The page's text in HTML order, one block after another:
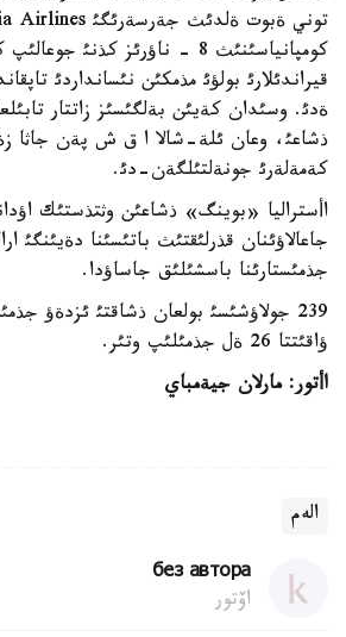
كومپانياسئنئث 8 - ناؤرئز كذنئ
قيراندئلارئ بولؤئ مذمكئن نئسانداردئ
ةدئ. وسئدان كةيئن بةلگئسئز زاتتار
ذشاعئ، وعان ئلة-شالا ا ق ش پةن جاثا
كةمةلةرئ جونةلتئلگةن-دئ.
اأستراليا «بوينگ» ذشاعئن وثتذستئك
جاعالاؤئنان قذرلئقتئث باتئسئنا دةيئنگئ
جذمئستارئنا باسشئلئق جاساؤدا.
239 جولاؤشئسئ بولعان ذشاقتئ ئزدةؤ
ؤاقئتتا 26 ةل جذمئلئپ وتئر.
اأتور: مارلان جيةمباي
الەم
без автора
اۆتور